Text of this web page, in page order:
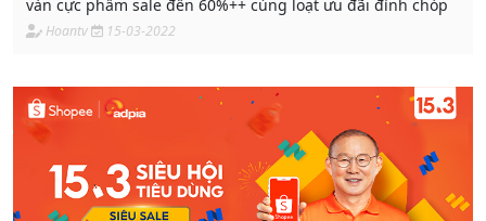
vàn cực phẩm sale đến 60%++ cùng loạt ưu đãi đỉnh chóp
Hoantv 15-03-2022